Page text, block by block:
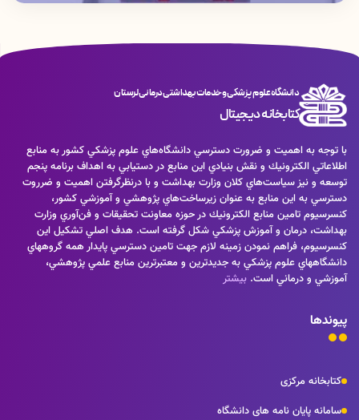
دانشگاه علوم پزشکی و خدمات بهداشتی درمانی لرستان
کتابخانه دیجیتال
اهميت و ضرورت دسترسي دانشگاه‌هاي علوم پزشكي كشور به منابع
و نقش بنيادي اين منابع در دستيابي به اهداف برنامه پنجم
سياست‌هاي كلان وزارت بهداشت و با درنظرگرفتن اهميت و ضرروت
اين منابع به عنوان زيرساخت‌هاي پژوهشي و آموزشي كشور،
منابع الكترونيك در حوزه معاونت تحقيقات و فن‌آوري وزارت
و آموزش پزشكي شكل گرفته است. هدف اصلي تشكيل اين
فراهم نمودن زمينه لازم جهت تامين دسترسي پايدار همه گروههاي
علوم پزشكي به جديدترين و معتبرترين منابع علمي پژوهشي،
است.بیشتر
نامه های دانشگاه